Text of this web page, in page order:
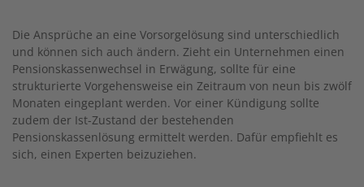
Die Ansprüche an eine Vorsorgelösung sind unterschiedlich
und können sich auch ändern. Zieht ein Unternehmen einen
Pensionskassenwechsel in Erwägung, sollte für eine
strukturierte Vorgehensweise ein Zeitraum von neun bis zwölf
Monaten eingeplant werden. Vor einer Kündigung sollte
zudem der Ist-Zustand der bestehenden
Pensionskassenlösung ermittelt werden. Dafür empfiehlt es
sich, einen Experten beizuziehen.